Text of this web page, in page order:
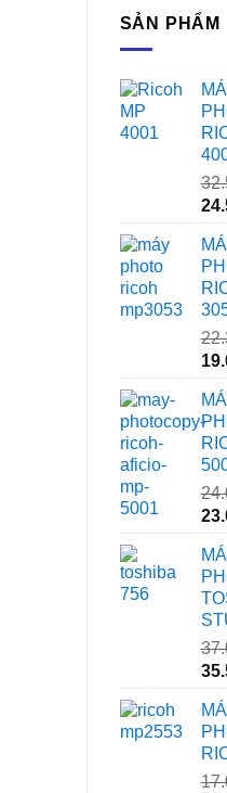
SẢN PHẨM
Giá
là:
Giá
là:
Giá
là:
Giá
là: